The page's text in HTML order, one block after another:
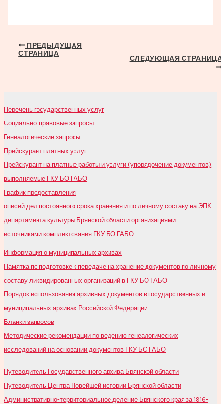
Навигация
ПРЕДЫДУЩАЯ
СТРАНИЦА
СЛЕДУЮЩАЯ
Перечень государственных услуг
Социально-правовые запросы
Генеалогические запросы
Прейскурант платных услуг
Прейскурант на платные работы и услуги (упорядочение документов),
выполняемые ГКУ БО ГАБО
График предоставления
описей дел постоянного срока хранения и по личному составу на ЭПК
департамента культуры Брянской области организациями –
источниками комплектования ГКУ БО ГАБО
Информация о муниципальных архивах
Памятка по подготовке к передаче на хранение документов по личному
составу ликвидированных организаций в ГКУ БО ГАБО
Порядок использования архивных документов в государственных и
муниципальных архивах Российской Федерации
Бланки запросов
Методические рекомендации по ведению генеалогических
исследований на основании документов ГКУ БО ГАБО
Путеводитель Государственного архива Брянской области
Путеводитель Центра Новейшей истории Брянской области
Административно-территориальное деление Брянского края за 1916-